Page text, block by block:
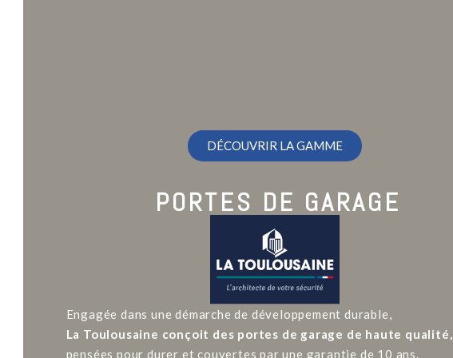
DÉCOUVRIR LA GAMME
PORTES DE GARAGE
Engagée dans une démarche de développement durable,
La Toulousaine conçoit des portes de garage de haute qualité,
pensées pour durer et couvertes par une garantie de 10 ans.